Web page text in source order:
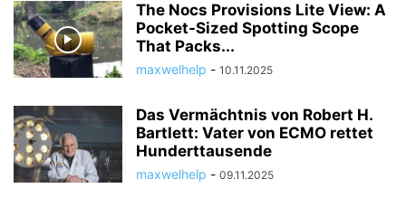
The Nocs Provisions Lite View: A
Pocket-Sized Spotting Scope
That Packs...
maxwelhelp - 10.11.2025
Das Vermächtnis von Robert H.
Bartlett: Vater von ECMO rettet
Hunderttausende
maxwelhelp - 09.11.2025